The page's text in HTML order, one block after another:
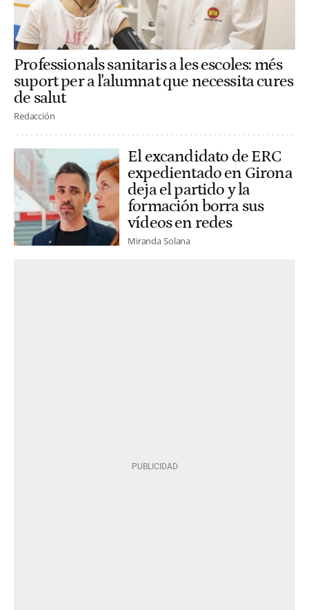
Professionals sanitaris a les escoles: més
suport per a l'alumnat que necessita cures
de salut
Redacción
El excandidato de ERC
expedientado en Girona
deja el partido y la
formación borra sus
vídeos en redes
Miranda Solana